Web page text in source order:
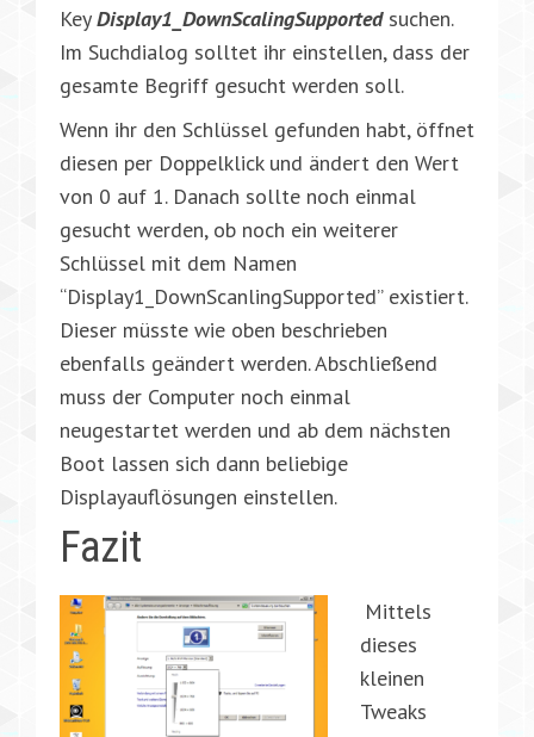
KeyDisplay1_DownScalingSupportedsuchen.
Im Suchdialog solltet ihr einstellen, dass der
gesamte Begriff gesucht werden soll.
Wenn ihr den Schlüssel gefunden habt, öffnet
diesen per Doppelklick und ändert den Wert
von 0 auf 1. Danach sollte noch einmal
gesucht werden, ob noch ein weiterer
Schlüssel mit dem Namen
“Display1_DownScanlingSupported” existiert.
Dieser müsste wie oben beschrieben
ebenfalls geändert werden. Abschließend
muss der Computer noch einmal
neugestartet werden und ab dem nächsten
Boot lassen sich dann beliebige
Displayauflösungen einstellen.
Fazit
Mittels
dieses
kleinen
Tweaks